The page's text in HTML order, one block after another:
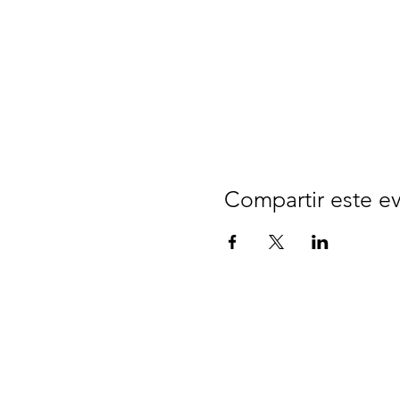
Compartir este